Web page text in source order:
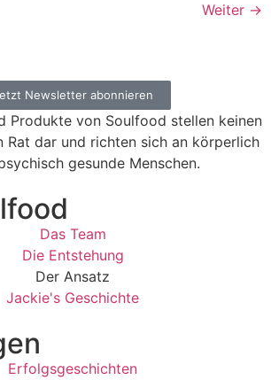
Weiter →
Newsletter abonnieren
Produkte von Soulfood stellen keinen
Rat dar und richten sich an körperlich
gesunde Menschen.​
Das Team
Die Entstehung
Der Ansatz
Jackie's Geschichte
Erfolgsgeschichten